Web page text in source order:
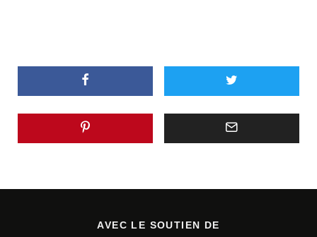
AVEC LE SOUTIEN DE